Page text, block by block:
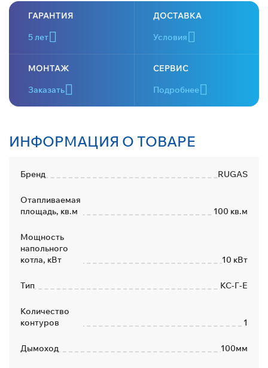
ГАРАНТИЯ
5 лет
ДОСТАВКА
Условия
МОНТАЖ
Заказать
СЕРВИС
Подробнее
ИНФОРМАЦИЯ О ТОВАРЕ
Бренд RUGAS
Отапливаемая
площадь, кв.м
100 кв.м
Мощность
напольного
котла, кВт
10 кВт
Тип КС-Г-Е
Количество
контуров
1
Дымоход 100мм